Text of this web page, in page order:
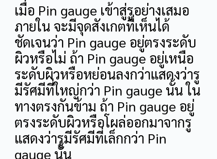
เมื่อ Pin gauge เข้าสู่รูอย่างเสมอ
ภายใน จะมีจุดสังเกตที่เห็นได้
ชัดเจนว่า Pin gauge อยู่ตรงระดับ
ผิวหรือไม่ ถ้า Pin gauge อยู่เหนือ
ระดับผิวหรือหย่อนลงกว่าแสดงว่ารู
มีรัศมีที่ใหญ่กว่า Pin gauge นั้น ใน
ทางตรงกันข้าม ถ้า Pin gauge อยู่
ตรงระดับผิวหรือโผล่ออกมาจากรู
แสดงว่ารูมีรัศมีที่เล็กกว่า Pin
gauge นั้น